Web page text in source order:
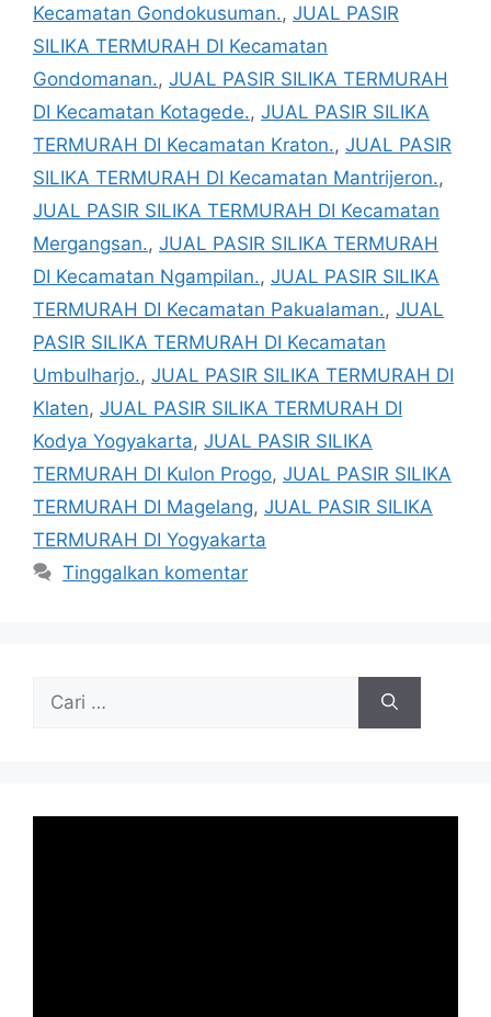
Kecamatan Gondokusuman., JUAL PASIR
SILIKA TERMURAH DI Kecamatan
Gondomanan., JUAL PASIR SILIKA TERMURAH
DI Kecamatan Kotagede., JUAL PASIR SILIKA
TERMURAH DI Kecamatan Kraton., JUAL PASIR
SILIKA TERMURAH DI Kecamatan Mantrijeron.,
JUAL PASIR SILIKA TERMURAH DI Kecamatan
Mergangsan., JUAL PASIR SILIKA TERMURAH
DI Kecamatan Ngampilan., JUAL PASIR SILIKA
TERMURAH DI Kecamatan Pakualaman., JUAL
PASIR SILIKA TERMURAH DI Kecamatan
Umbulharjo., JUAL PASIR SILIKA TERMURAH DI
Klaten, JUAL PASIR SILIKA TERMURAH DI
Kodya Yogyakarta, JUAL PASIR SILIKA
TERMURAH DI Kulon Progo, JUAL PASIR SILIKA
TERMURAH DI Magelang, JUAL PASIR SILIKA
TERMURAH DI Yogyakarta
Tinggalkan komentar
untuk: